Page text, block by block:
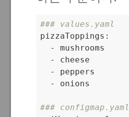
### values.yaml
pizzaToppings:
  - mushrooms
  - cheese
  - peppers
  - onions
### configmap.yaml